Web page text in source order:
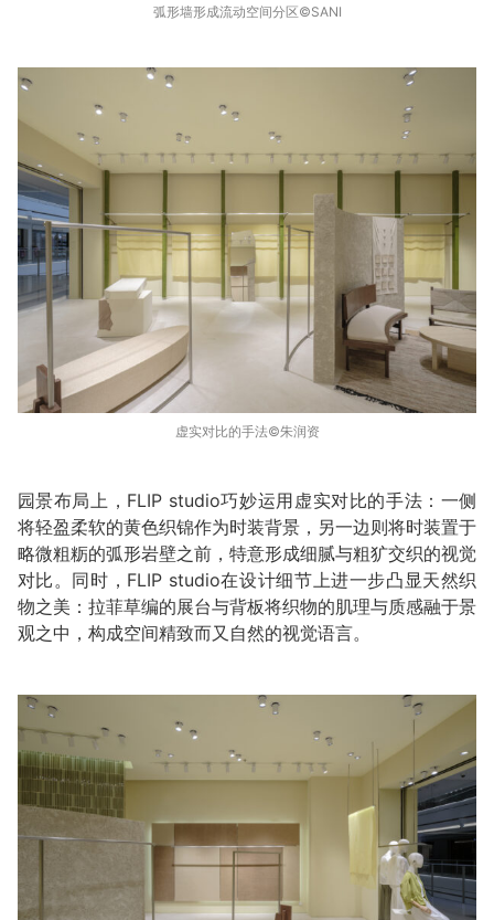
弧形墙形成流动空间分区©️SANI
虚实对比的手法©️朱润资
园景布局上，FLIP studio巧妙运用虚实对比的手法：一侧
将轻盈柔软的黄色织锦作为时装背景，另一边则将时装置于
略微粗粝的弧形岩壁之前，特意形成细腻与粗犷交织的视觉
对比。同时，FLIP studio在设计细节上进一步凸显天然织
物之美：拉菲草编的展台与背板将织物的肌理与质感融于景
观之中，构成空间精致而又自然的视觉语言。